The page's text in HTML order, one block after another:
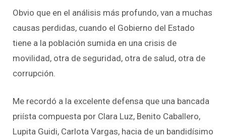
Obvio que en el análisis más profundo, van a muchas
causas perdidas, cuando el Gobierno del Estado
tiene a la población sumida en una crisis de
movilidad, otra de seguridad, otra de salud, otra de
corrupción.
Me recordó a la excelente defensa que una bancada
priísta compuesta por Clara Luz, Benito Caballero,
Lupita Guidi, Carlota Vargas, hacia de un bandidísimo